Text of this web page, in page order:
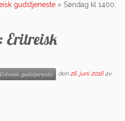
gudstjeneste » Søndag kl 1400:
Eritreisk
Eritreisk gudstjeneste den26. juni 2016 av